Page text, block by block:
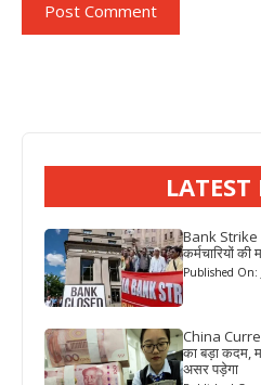
LATEST
Bank Strike :
कर्मचारियों की
Published On:
China
का बड़ा कदम,
असर पड़ेगा